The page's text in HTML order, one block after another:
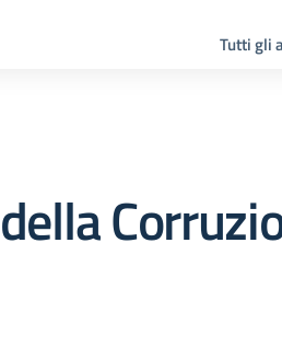
Tutti gli